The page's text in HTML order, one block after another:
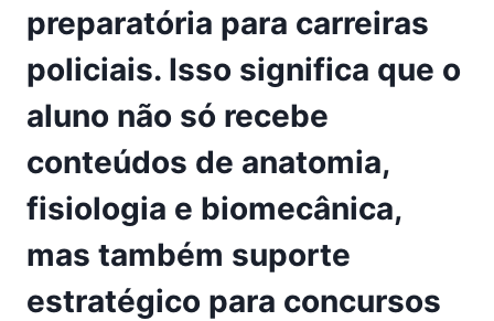
preparatória para carreiras
policiais. Isso significa que o
aluno não só recebe
conteúdos de anatomia,
fisiologia e biomecânica,
mas também suporte
estratégico para concursos